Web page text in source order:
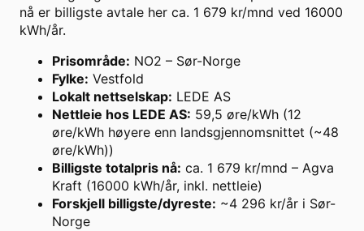
nå er billigste avtale her ca. 1 679 kr/mnd ved 16000
kWh/år.
Prisområde: NO2 – Sør-Norge
Fylke: Vestfold
Lokalt nettselskap: LEDE AS
Nettleie hos LEDE AS: 59,5 øre/kWh (12
øre/kWh høyere enn landsgjennomsnittet (~48
øre/kWh))
Billigste totalpris nå: ca. 1 679 kr/mnd – Agva
Kraft (16000 kWh/år, inkl. nettleie)
Forskjell billigste/dyreste: ~4 296 kr/år i Sør-
Norge